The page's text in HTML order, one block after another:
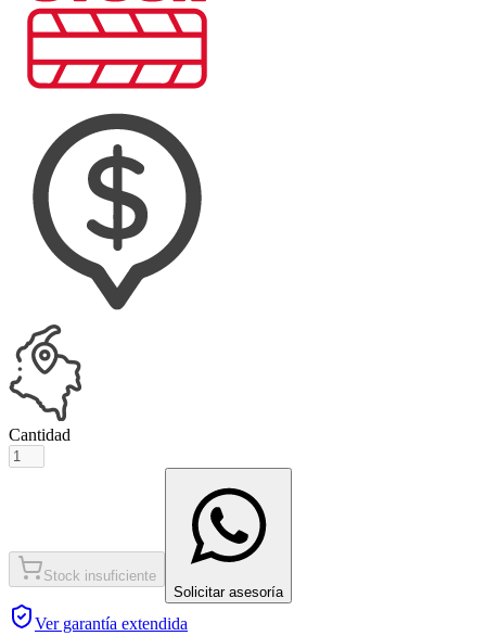
Cantidad
Stock insuficiente
Solicitar asesoría
Ver garantía extendida